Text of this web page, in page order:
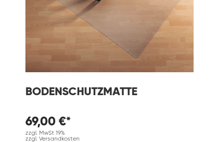
BODENSCHUTZMATTE
69,00 €*
zzgl. MwSt 19%
zzgl. Versandkosten